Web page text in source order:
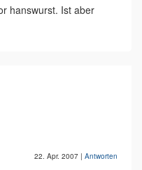
hanswurst. Ist aber
22. Apr. 2007 | Antworten